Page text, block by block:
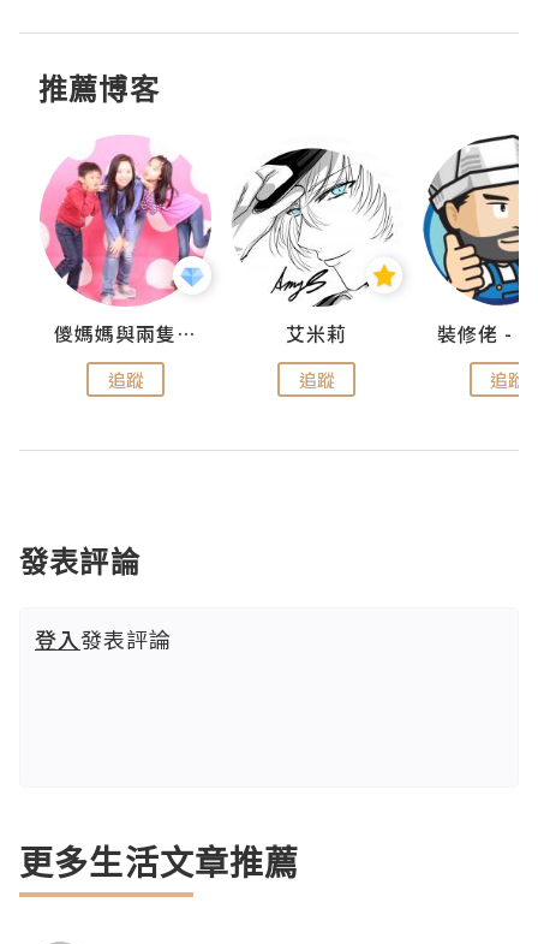
推薦博客
儍媽媽與兩隻小魔怪之家
追蹤
艾米莉
追蹤 追蹤
發表評論
登入發表評論
更多生活文章推薦